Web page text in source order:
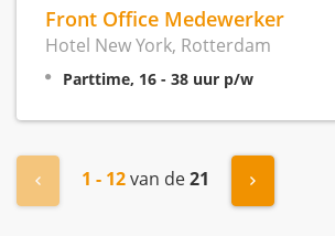
Front Office Medewerker
Hotel New York, Rotterdam
Parttime, 16 - 38 uur p/w
« Vorige1 - 12van de21 Volgende »